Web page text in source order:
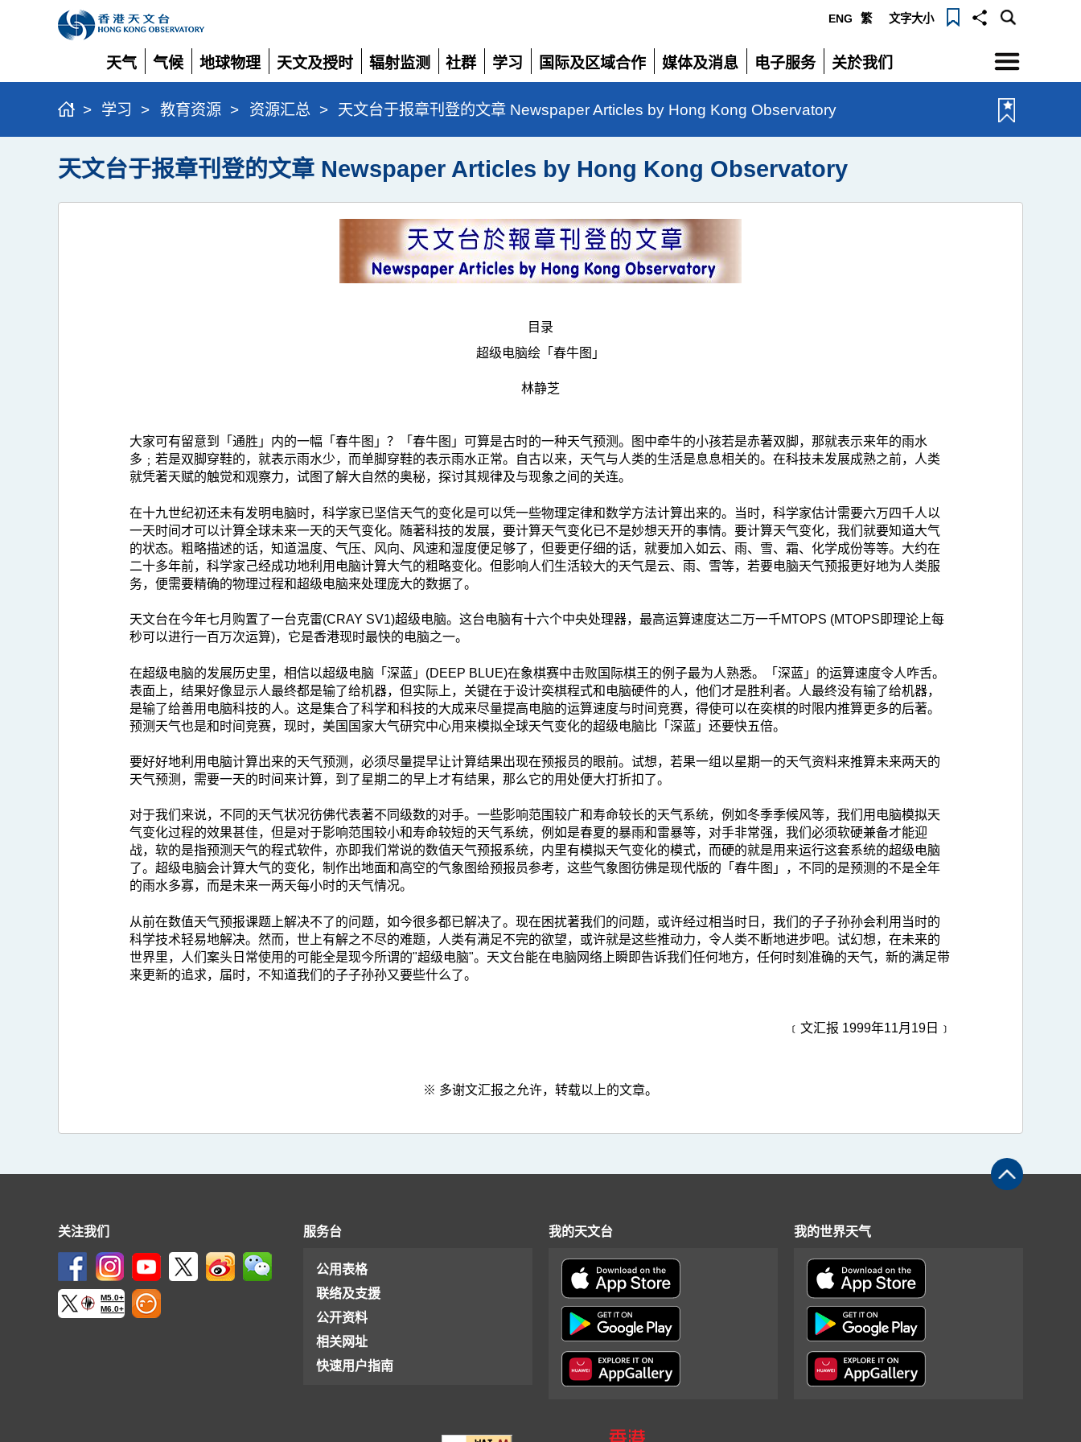
ENG 繁 文字大小
天气
展
开
气候
展
开
地球物理
展
开
天文及授时
展
开
辐射监测
展
开
社群
展
开
学习
展
开
国际及区域合作
展
开
媒体及消息
展
开
电子服务
展
开
关於我们
展
开
选
单
> 学习 > 教育资源 > 资源汇总 > 天文台于报章刊登的文章 Newspaper Articles by Hong Kong Observatory
天文台于报章刊登的文章 Newspaper Articles by Hong Kong Observatory
目录
超级电脑绘「春牛图」
林静芝
大家可有留意到「通胜」内的一幅「春牛图」？「春牛图」可算是古时的一种天气预测。图中牵牛的小孩若是赤著双脚，那就表示来年的雨水
多﹔若是双脚穿鞋的，就表示雨水少，而单脚穿鞋的表示雨水正常。自古以来，天气与人类的生活是息息相关的。在科技未发展成熟之前，人类
就凭著天赋的触觉和观察力，试图了解大自然的奥秘，探讨其规律及与现象之间的关连。
在十九世纪初还未有发明电脑时，科学家已坚信天气的变化是可以凭一些物理定律和数学方法计算出来的。当时，科学家估计需要六万四千人以
一天时间才可以计算全球未来一天的天气变化。随著科技的发展，要计算天气变化已不是妙想天开的事情。要计算天气变化，我们就要知道大气
的状态。粗略描述的话，知道温度、气压、风向、风速和湿度便足够了，但要更仔细的话，就要加入如云、雨、雪、霜、化学成份等等。大约在
二十多年前，科学家己经成功地利用电脑计算大气的粗略变化。但影响人们生活较大的天气是云、雨、雪等，若要电脑天气预报更好地为人类服
务，便需要精确的物理过程和超级电脑来处理庞大的数据了。
天文台在今年七月购置了一台克雷(CRAY SV1)超级电脑。这台电脑有十六个中央处理器，最高运算速度达二万一千MTOPS (MTOPS即理论上每
秒可以进行一百万次运算)，它是香港现时最快的电脑之一。
在超级电脑的发展历史里，相信以超级电脑「深蓝」(DEEP BLUE)在象棋赛中击败国际棋王的例子最为人熟悉。「深蓝」的运算速度令人咋舌。
表面上，结果好像显示人最终都是输了给机器，但实际上，关键在于设计奕棋程式和电脑硬件的人，他们才是胜利者。人最终没有输了给机器，
是输了给善用电脑科技的人。这是集合了科学和科技的大成来尽量提高电脑的运算速度与时间竞赛，得使可以在奕棋的时限内推算更多的后著。
预测天气也是和时间竞赛，现时，美国国家大气研究中心用来模拟全球天气变化的超级电脑比「深蓝」还要快五倍。
要好好地利用电脑计算出来的天气预测，必须尽量提早让计算结果出现在预报员的眼前。试想，若果一组以星期一的天气资料来推算未来两天的
天气预测，需要一天的时间来计算，到了星期二的早上才有结果，那么它的用处便大打折扣了。
对于我们来说，不同的天气状况彷佛代表著不同级数的对手。一些影响范围较广和寿命较长的天气系统，例如冬季季候风等，我们用电脑模拟天
气变化过程的效果甚佳，但是对于影响范围较小和寿命较短的天气系统，例如是春夏的暴雨和雷暴等，对手非常强，我们必须软硬兼备才能迎
战，软的是指预测天气的程式软件，亦即我们常说的数值天气预报系统，内里有模拟天气变化的模式，而硬的就是用来运行这套系统的超级电脑
了。超级电脑会计算大气的变化，制作出地面和高空的气象图给预报员参考，这些气象图彷佛是现代版的「春牛图」，不同的是预测的不是全年
的雨水多寡，而是未来一两天每小时的天气情况。
从前在数值天气预报课题上解决不了的问题，如今很多都已解决了。现在困扰著我们的问题，或许经过相当时日，我们的子子孙孙会利用当时的
科学技术轻易地解决。然而，世上有解之不尽的难题，人类有满足不完的欲望，或许就是这些推动力，令人类不断地进步吧。试幻想，在未来的
世界里，人们案头日常使用的可能全是现今所谓的"超级电脑"。天文台能在电脑网络上瞬即告诉我们任何地方，任何时刻准确的天气，新的满足带
来更新的追求，届时，不知道我们的子子孙孙又要些什么了。
﹝文汇报 1999年11月19日﹞
※ 多谢文汇报之允许，转载以上的文章。
关注我们
M5.0+
M6.0+
服务台
公用表格
联络及支援
公开资料
相关网址
快速用户指南
我的天文台 我的世界天气